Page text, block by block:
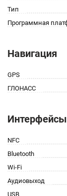
Тип
Программная
Навигация
GPS
ГЛОНАСС
Интерфейсы
NFC
Bluetooth
Wi-Fi
Аудиовыход
USB